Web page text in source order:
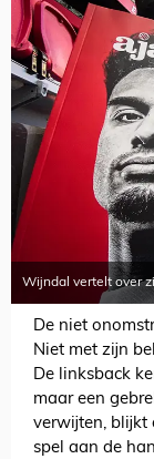
Wijndal vertelt over
De niet
Niet met zijn
De linksback
maar een
verwijten, blijkt
spel aan de